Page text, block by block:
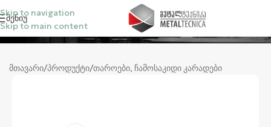
Skip to navigation
Skip to main content
Მენიუ
კატეგორიები
მთავარი/პროდუქტი/თაროები, ჩამოსაკიდი კარადები